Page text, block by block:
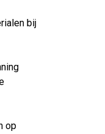
bij
op